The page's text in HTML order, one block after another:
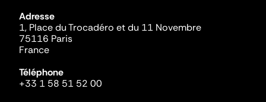
Adresse
1, Place du Trocadéro et du 11 Novembre
75116 Paris
France
Téléphone
+33 1 58 51 52 00